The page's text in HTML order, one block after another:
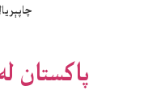
پاکستان